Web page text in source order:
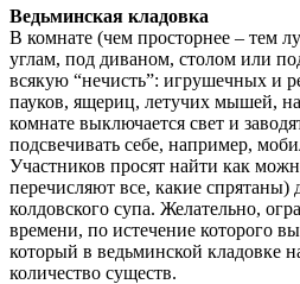
Ведьминская кладовка
В комнате (чем просторнее – тем
углам, под диваном, столом или
всякую “нечисть”: игрушечных и
пауков, ящериц, летучих мышей,
комнате выключается свет и
подсвечивать себе, например,
Участников просят найти как
перечисляют все, какие спрятаны)
колдовского супа. Желательно,
времени, по истечение которого
который в ведьминской кладовке
количество существ.